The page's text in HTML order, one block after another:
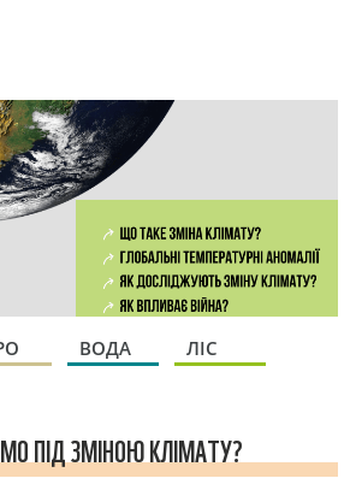
ВОДА ЛІС
ПІД ЗМІНОЮ КЛІМАТУ?